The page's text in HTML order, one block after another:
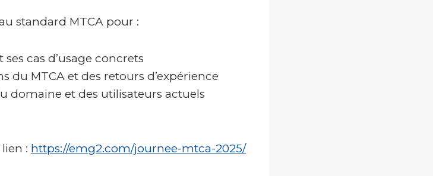
standard MTCA pour :
cas d’usage concrets
du MTCA et des retours d’expérience
domaine et des utilisateurs actuels
: https://emg2.com/journee-mtca-2025/